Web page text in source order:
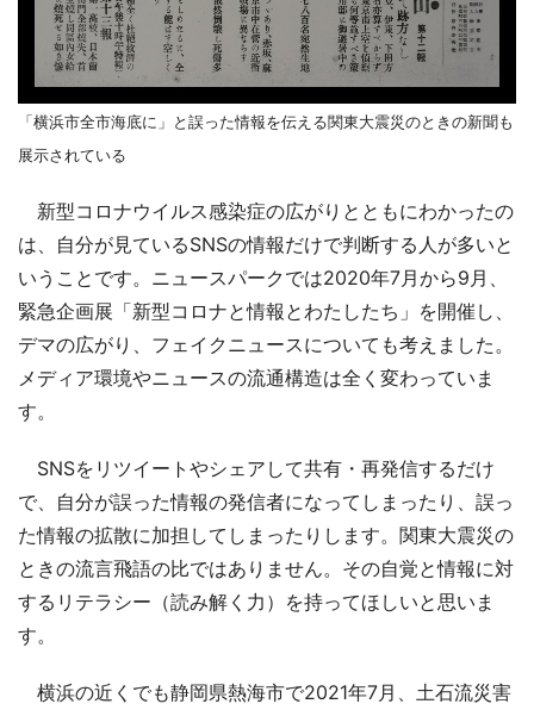
「横浜市全市海底に」と誤った情報を伝える関東大震災のときの新聞も
展示されている
新型コロナウイルス感染症の広がりとともにわかったの
は、自分が見ているSNSの情報だけで判断する人が多いと
いうことです。ニュースパークでは2020年7月から9月、
緊急企画展「新型コロナと情報とわたしたち」を開催し、
デマの広がり、フェイクニュースについても考えました。
メディア環境やニュースの流通構造は全く変わっていま
す。
SNSをリツイートやシェアして共有・再発信するだけ
で、自分が誤った情報の発信者になってしまったり、誤っ
た情報の拡散に加担してしまったりします。関東大震災の
ときの流言飛語の比ではありません。その自覚と情報に対
するリテラシー（読み解く力）を持ってほしいと思いま
す。
横浜の近くでも静岡県熱海市で2021年7月、土石流災害